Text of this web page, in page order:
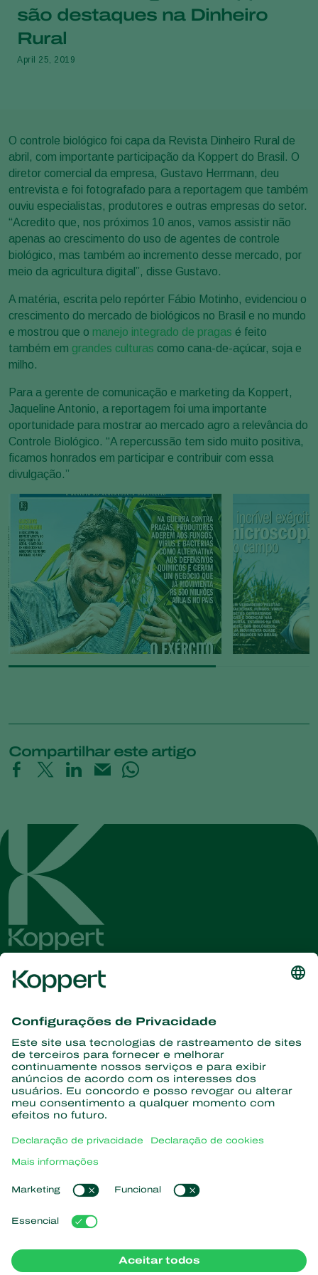
são destaques na Dinheiro
Rural
April 25, 2019
O controle biológico foi capa da Revista Dinheiro Rural de
abril, com importante participação da Koppert do Brasil. O
diretor comercial da empresa, Gustavo Herrmann, deu
entrevista e foi fotografado para a reportagem que também
ouviu especialistas, produtores e outras empresas do setor.
“Acredito que, nos próximos 10 anos, vamos assistir não
apenas ao crescimento do uso de agentes de controle
biológico, mas também ao incremento desse mercado, por
meio da agricultura digital”, disse Gustavo.
A matéria, escrita pelo repórter Fábio Motinho, evidenciou o
crescimento do mercado de biológicos no Brasil e no mundo
e mostrou que o manejo integrado de pragas é feito
também em grandes culturas como cana-de-açúcar, soja e
milho.
Para a gerente de comunicação e marketing da Koppert,
Jaqueline Antonio, a reportagem foi uma importante
oportunidade para mostrar ao mercado agro a relevância do
Controle Biológico. “A repercussão tem sido muito positiva,
ficamos honrados em participar e contribuir com essa
divulgação.”
Compartilhar este artigo
informações
Assine aqui
Parceiros com a natureza
Vespas Parasitoides
Nematoides benéficos
Microorganismos benéficos
Proteção de culturas
Sobre a Koppert
Centro de informações
Trabalhe na Koppert
Links de Interesse
Natutec
Gazebo
Koppert Global
Gerir cookies